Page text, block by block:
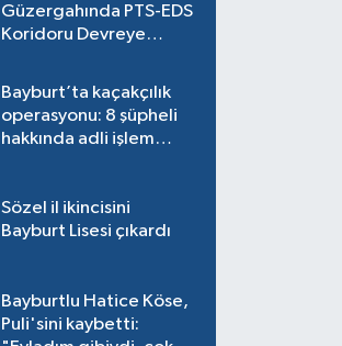
Güzergahında PTS-EDS
Koridoru Devreye
Bayburt’ta kaçakçılık
operasyonu: 8 şüpheli
hakkında adli işlem
Sözel il ikincisini
Bayburt Lisesi çıkardı
Bayburtlu Hatice Köse,
Puli'sini kaybetti: